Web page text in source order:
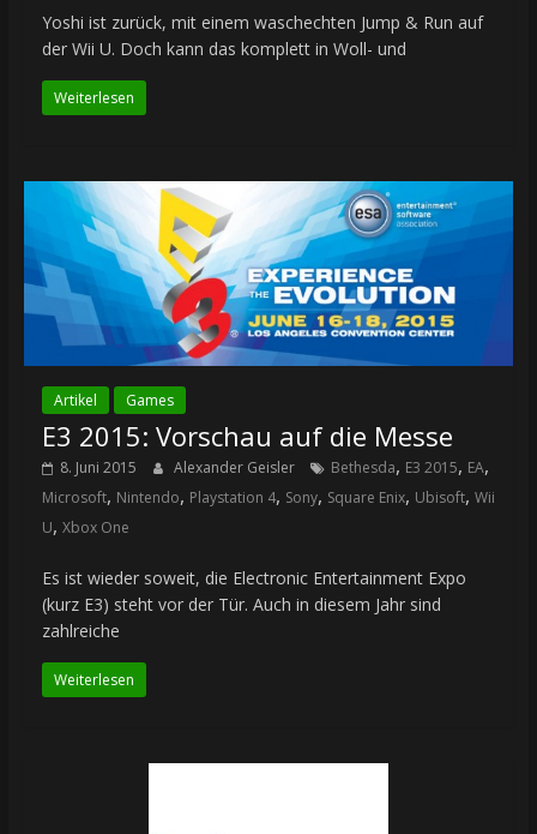
Yoshi ist zurück, mit einem waschechten Jump & Run auf
der Wii U. Doch kann das komplett in Woll- und
Weiterlesen
Artikel Games
E3 2015: Vorschau auf die Messe
8. Juni 2015 Alexander Geisler Bethesda, E3 2015, EA,
Microsoft, Nintendo, Playstation 4, Sony, Square Enix, Ubisoft, Wii
U, Xbox One
Es ist wieder soweit, die Electronic Entertainment Expo
(kurz E3) steht vor der Tür. Auch in diesem Jahr sind
zahlreiche
Weiterlesen